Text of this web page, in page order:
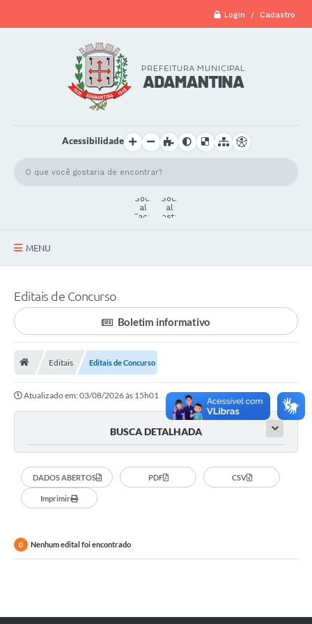
Login / Cadastro
Acessibilidade
MENU
Secretarias
Legislação
Atos Municipais
Transparência
Cadastros Culturais
Lei Paulo Gustavo
Aldir Blanc (PNAB)
e-SIC
Editais de Concurso
Boletim informativo
Editais Editais de Concurso
Atualizado em: 03/08/2026 às 15h01
BUSCA DETALHADA
DADOS ABERTOS PDF CSV
Imprimir
0 Nenhum edital foi encontrado